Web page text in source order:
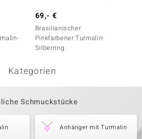
69,- €
Brasilianischer
Pinkfarbener Turmalin-
Silberring
Kategorien
Schmuckstücke
Anhänger mit Turmalin